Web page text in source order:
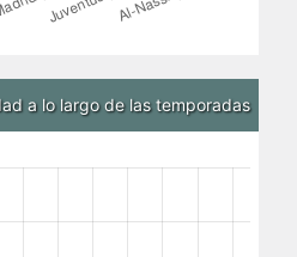
a lo largo de las temporadas